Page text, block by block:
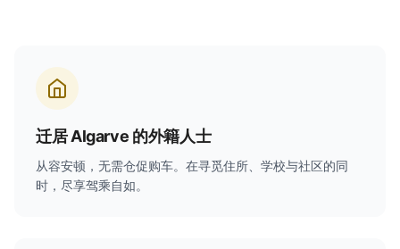
迁居 Algarve 的外籍人士
从容安顿，无需仓促购车。在寻觅住所、学校与社区的同
时，尽享驾乘自如。